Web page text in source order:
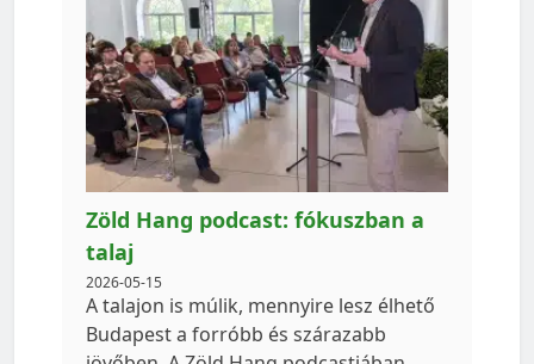
Zöld Hang podcast: fókuszban a
talaj
2026-05-15
A talajon is múlik, mennyire lesz élhető
Budapest a forróbb és szárazabb